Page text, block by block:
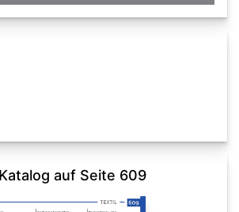
auf Seite 609